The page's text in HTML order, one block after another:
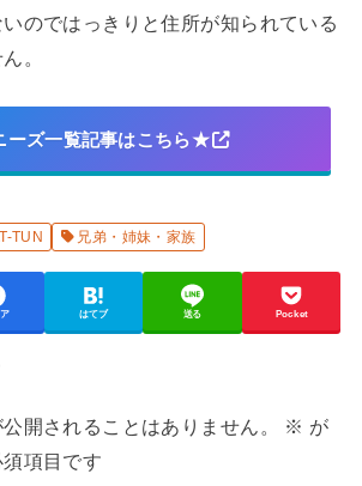
のではっきりと住所が知られている
。
ーズ一覧記事はこちら★
TUN 兄弟・姉妹・家族
はてブ 送る Pocket
開されることはありません。 ※ が
項目です